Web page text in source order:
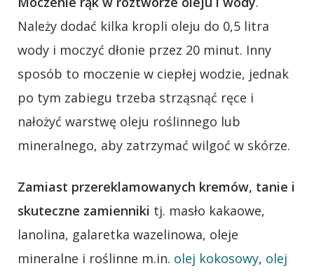
Należy dodać kilka kropli oleju do 0,5 litra
wody i moczyć dłonie przez 20 minut. Inny
sposób to moczenie w ciepłej wodzie, jednak
po tym zabiegu trzeba strząsnąć ręce i
nałożyć warstwę oleju roślinnego lub
mineralnego, aby zatrzymać wilgoć w skórze.
Zamiast przereklamowanych kremów, tanie i
skuteczne zamienniki tj. masło kakaowe,
lanolina, galaretka wazelinowa, oleje
mineralne i roślinne m.in. olej kokosowy, olej